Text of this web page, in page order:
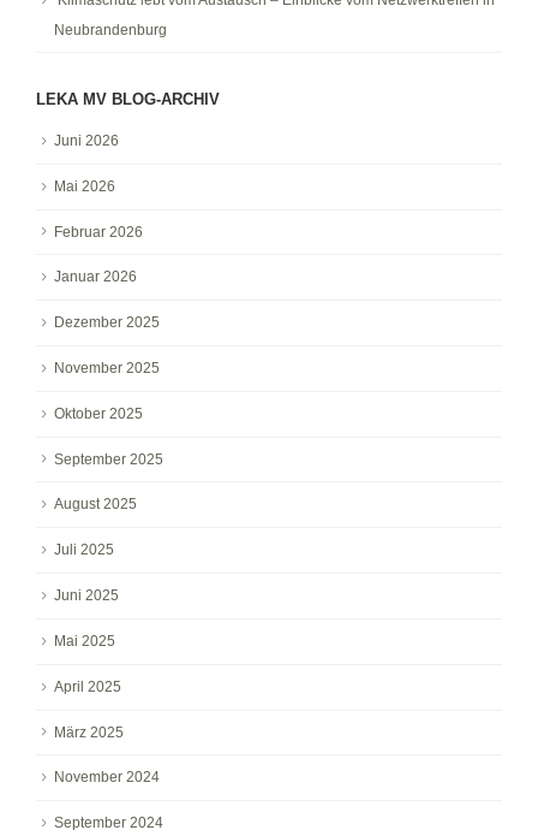
Neubrandenburg
LEKA MV BLOG-ARCHIV
Juni 2026
Mai 2026
Februar 2026
Januar 2026
Dezember 2025
November 2025
Oktober 2025
September 2025
August 2025
Juli 2025
Juni 2025
Mai 2025
April 2025
März 2025
November 2024
September 2024